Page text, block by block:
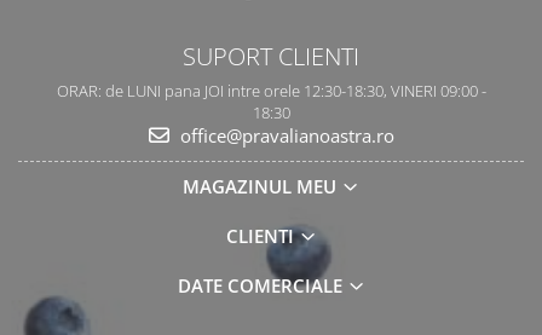
SUPORT CLIENTI
ORAR: de LUNI pana JOI intre orele 12:30-18:30, VINERI 09:00 -
18:30
office@pravalianoastra.ro
MAGAZINUL MEU
CLIENTI
DATE COMERCIALE